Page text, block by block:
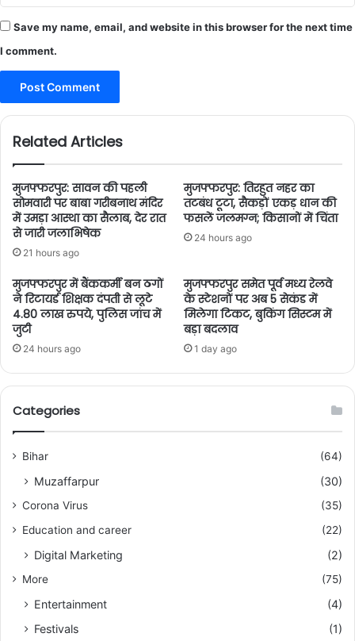
Save my name, email, and website in this browser for the next time
I comment.
Related Articles
मुजफ्फरपुर: सावन की पहली
सोमवारी पर बाबा गरीबनाथ मंदिर
में उमड़ा आस्था का सैलाब, देर रात
से जारी जलाभिषेक
21 hours ago
मुजफ्फरपुर: तिरहुत नहर का
तटबंध टूटा, सैकड़ों एकड़ धान की
फसलें जलमग्न; किसानों में चिंता
24 hours ago
मुजफ्फरपुर में बैंककर्मी बन ठगों
ने रिटायर्ड शिक्षक दंपती से लूटे
4.80 लाख रुपये, पुलिस जांच में
जुटी
24 hours ago
मुजफ्फरपुर समेत पूर्व मध्य रेलवे
के स्टेशनों पर अब 5 सेकंड में
मिलेगा टिकट, बुकिंग सिस्टम में
बड़ा बदलाव
1 day ago
Categories
Bihar (64)
Muzaffarpur (30)
Corona Virus
(35)
Education and career
(22)
Digital Marketing (2)
More (75)
Entertainment
(4)
Festivals
(1)